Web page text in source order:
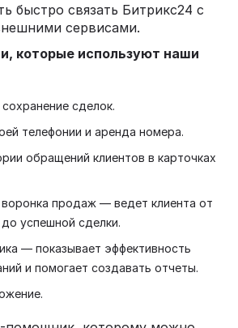
быстро связать Битрикс24 с
сервисами.
которые используют наши
сделок.
телефонии и аренда номера.
обращений клиентов в карточках
продаж — ведет клиента от
успешной сделки.
— показывает эффективность
и помогает создавать отчеты.